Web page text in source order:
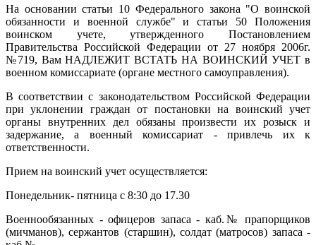
На основании статьи 10 Федерального закона "О воинской
обязанности и военной службе" и статьи 50 Положения
воинском учете, утвержденного Постановлением
Правительства Российской Федерации от 27 ноября 2006г.
№719, Вам НАДЛЕЖИТ ВСТАТЬ НА ВОИНСКИЙ УЧЕТ в
военном комиссариате (органе местного самоуправления).
В соответствии с законодательством Российской Федерации
при уклонении граждан от постановки на воинский учет
органы внутренних дел обязаны произвести их розыск и
задержание, а военный комиссариат - привлечь их к
ответственности.
Прием на воинский учет осуществляется:
Понедельник- пятница с 8:30 до 17.30
Военнообязанных - офицеров запаса - каб.№ прапорщиков
(мичманов), сержантов (старшин), солдат (матросов) запаса -